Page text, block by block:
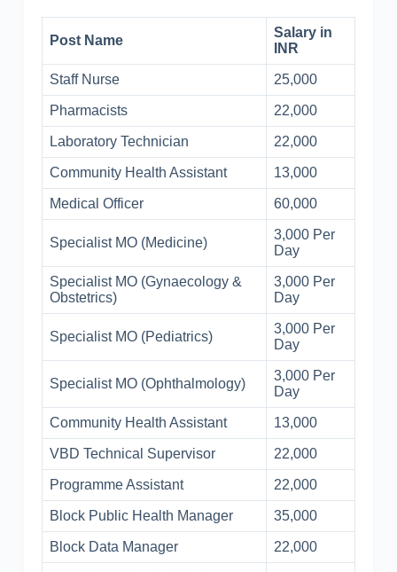
Post Name
Salary in
INR
Staff Nurse 25,000
Pharmacists 22,000
Laboratory Technician 22,000
Community Health Assistant 13,000
Medical Officer 60,000
Specialist MO (Medicine)
3,000 Per
Day
Specialist MO (Gynaecology &
Obstetrics)
3,000 Per
Day
Specialist MO (Pediatrics)
3,000 Per
Day
Specialist MO (Ophthalmology)
3,000 Per
Day
Community Health Assistant 13,000
VBD Technical Supervisor 22,000
Programme Assistant 22,000
Block Public Health Manager 35,000
Block Data Manager 22,000